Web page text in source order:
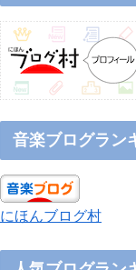
音楽ブログラン
にほんブログ村